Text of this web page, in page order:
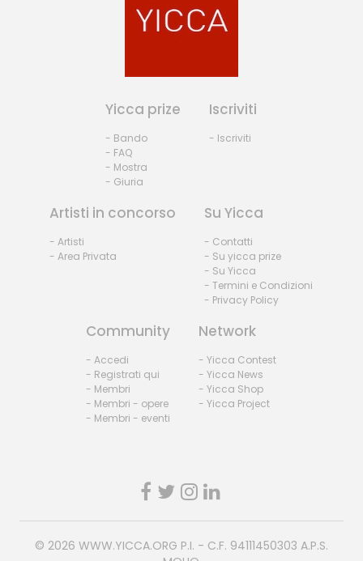
Yicca prize
- Bando
- FAQ
- Mostra
- Giuria
Iscriviti
- Iscriviti
Artisti in concorso
- Artisti
- Area Privata
Su Yicca
- Contatti
- Su yicca prize
- Su Yicca
- Termini e Condizioni
- Privacy Policy
Community
- Accedi
- Registrati qui
- Membri
- Membri - opere
- Membri - eventi
Network
- Yicca Contest
- Yicca News
- Yicca Shop
- Yicca Project
© 2026 WWW.YICCA.ORG P.I. - C.F. 94111450303 A.P.S.